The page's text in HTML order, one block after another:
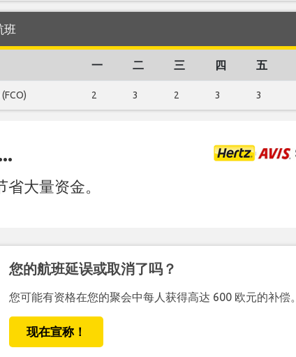
班
一 二 三 四 五
2 3 2 3 3
省大量资金。
您的航班延误或取消了吗？
您可能有资格在您的聚会中每人获得高达 600 欧元的补偿。
现在宣称！